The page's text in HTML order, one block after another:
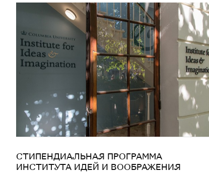
СТИПЕНДИАЛЬНАЯ ПРОГРАММА
ИНСТИТУТА ИДЕЙ И ВООБРАЖЕНИЯ